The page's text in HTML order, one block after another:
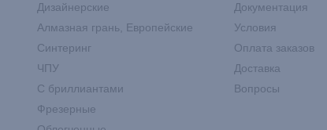
Дизайнерские
Алмазная грань, Европейские
Синтеринг
ЧПУ
С бриллиантами
Фрезерные
Документация
Условия
Оплата заказов
Доставка
Вопросы